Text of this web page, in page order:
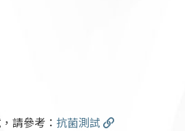
請參考： 抗菌測試